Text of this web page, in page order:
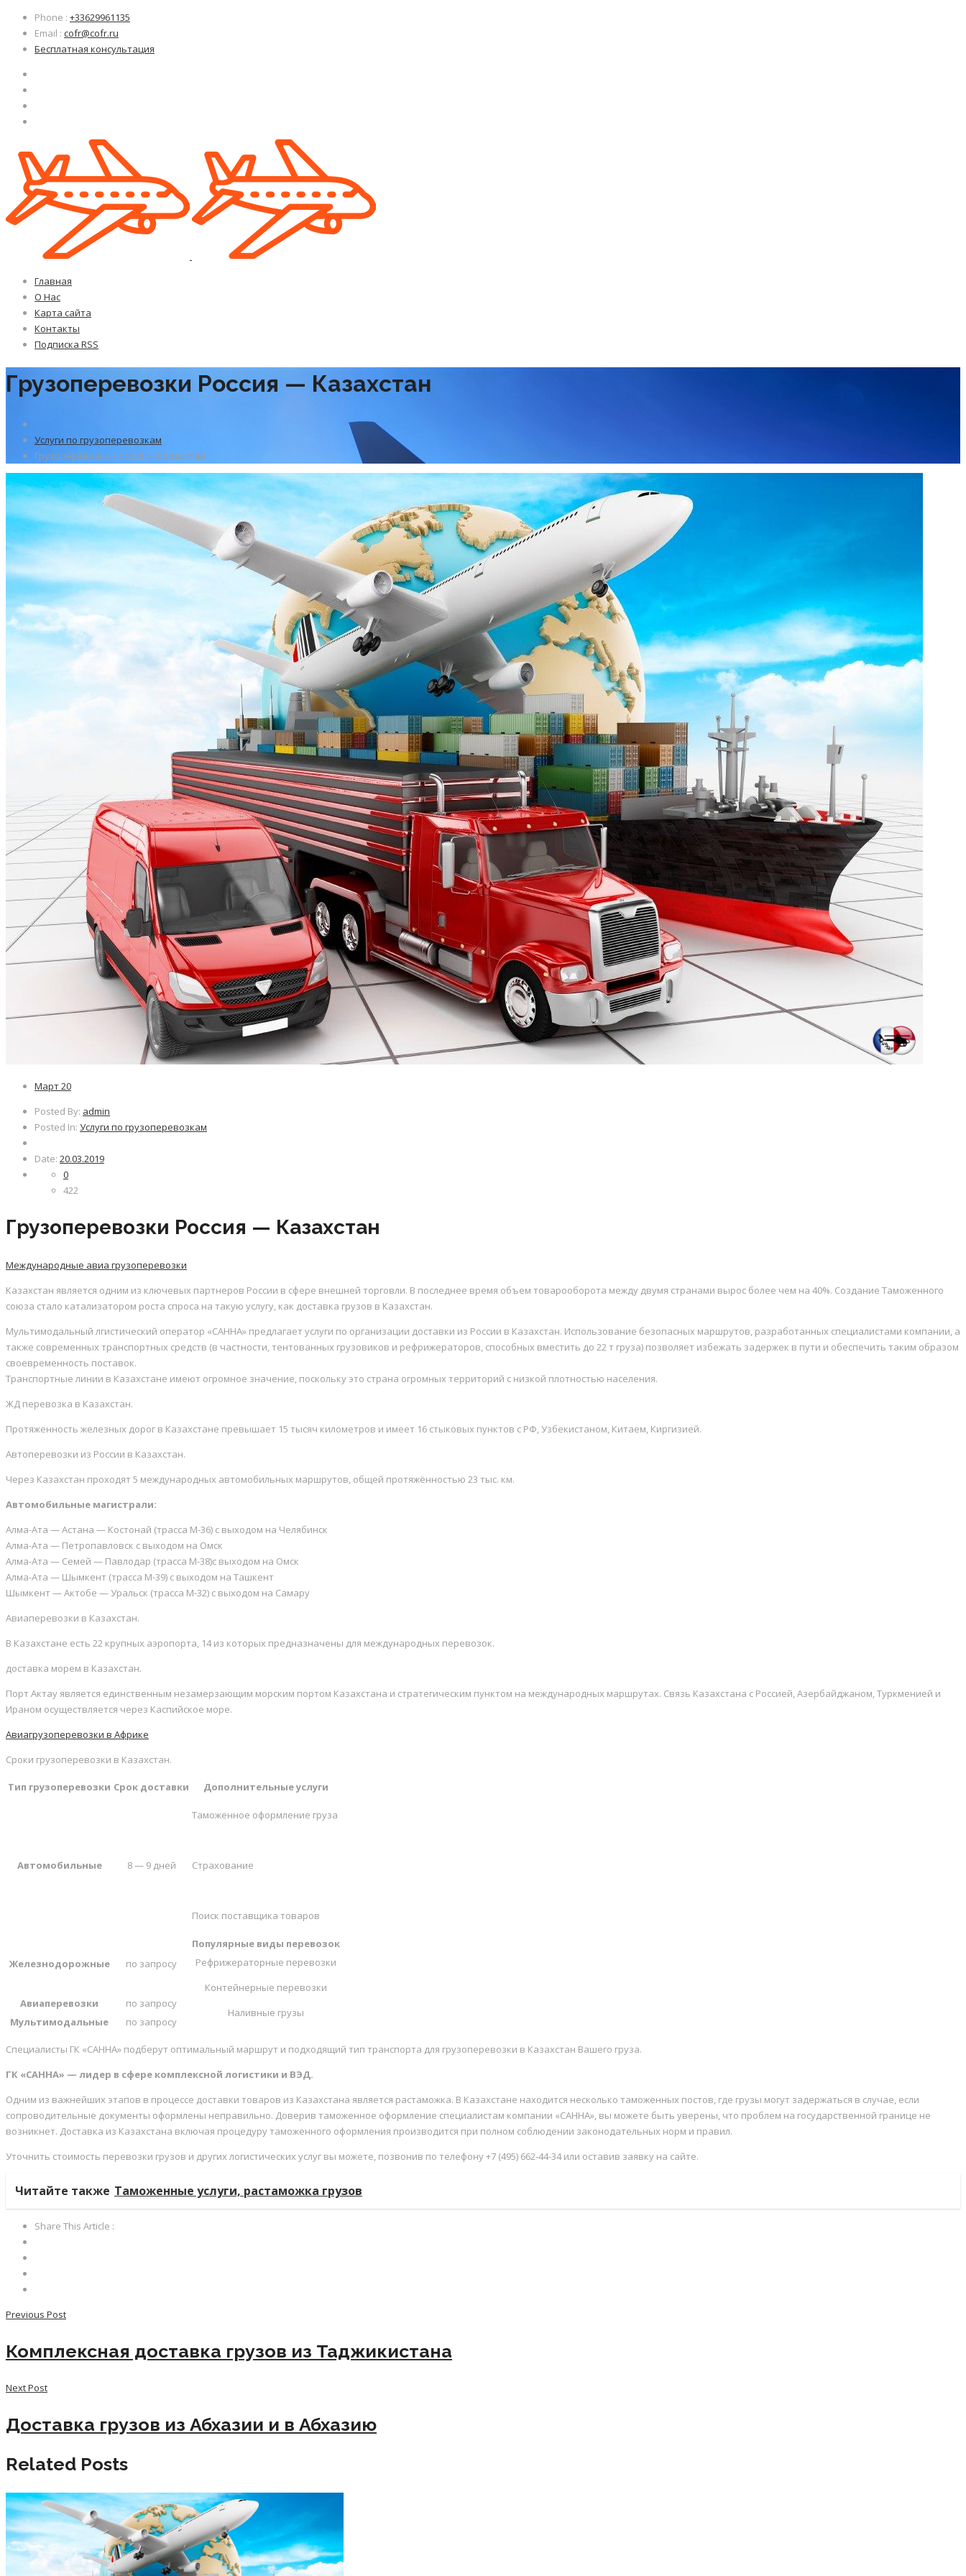
Phone : +33629961135
Email : cofr@cofr.ru
Бесплатная консультация
Главная
О Нас
Карта сайта
Контакты
Подписка RSS
Грузоперевозки Россия — Казахстан
Услуги по грузоперевозкам
Грузоперевозки Россия — Казахстан
Март20
Posted By: admin
Posted In: Услуги по грузоперевозкам
Date: 20.03.2019
0
422
Грузоперевозки Россия — Казахстан
Международные авиа грузоперевозки
Казахстан является одним из ключевых партнеров России в сфере внешней торговли. В последнее время объем товарооборота между двумя странами вырос более чем на 40%. Создание Таможенного
союза стало катализатором роста спроса на такую услугу, как доставка грузов в Казахстан.
Мультимодальный лгистический оператор «САННА» предлагает услуги по организации доставки из России в Казахстан. Использование безопасных маршрутов, разработанных специалистами компании, а
также современных транспортных средств (в частности, тентованных грузовиков и рефрижераторов, способных вместить до 22 т груза) позволяет избежать задержек в пути и обеспечить таким образом
своевременность поставок.
Транспортные линии в Казахстане имеют огромное значение, поскольку это страна огромных территорий с низкой плотностью населения.
ЖД перевозка в Казахстан.
Протяженность железных дорог в Казахстане превышает 15 тысяч километров и имеет 16 стыковых пунктов с РФ, Узбекистаном, Китаем, Киргизией.
Автоперевозки из России в Казахстан.
Через Казахстан проходят 5 международных автомобильных маршрутов, общей протяжённостью 23 тыс. км.
Автомобильные магистрали:
Алма-Ата — Астана — Костонай (трасса М-36) с выходом на Челябинск
Алма-Ата — Петропавловск с выходом на Омск
Алма-Ата — Семей — Павлодар (трасса М-38)с выходом на Омск
Алма-Ата — Шымкент (трасса М-39) с выходом на Ташкент
Шымкент — Актобе — Уральск (трасса М-32) с выходом на Самару
Авиаперевозки в Казахстан.
В Казахстане есть 22 крупных аэропорта, 14 из которых предназначены для международных перевозок.
доставка морем в Казахстан.
Порт Актау является единственным незамерзающим морским портом Казахстана и стратегическим пунктом на международных маршрутах. Связь Казахстана с Россией, Азербайджаном, Туркменией и
Ираном осуществляется через Каспийское море.
Авиагрузоперевозки в Африке
Сроки грузоперевозки в Казахстан.
Тип грузоперевозки Срок доставки Дополнительные услуги
Автомобильные 8 — 9 дней
Таможенное оформление груза
Страхование
Поиск поставщика товаров
Железнодорожные по запросу
Популярные виды перевозок
Рефрижераторные перевозки
Контейнерные перевозки
Наливные грузы
Авиаперевозки
по запросу
Мультимодальные
по запросу
Специалисты ГК «САННА» подберут оптимальный маршрут и подходящий тип транспорта для грузоперевозки в Казахстан Вашего груза.
ГК «САННА» — лидер в сфере комплексной логистики и ВЭД.
Одним из важнейших этапов в процессе доставки товаров из Казахстана является растаможка. В Казахстане находится несколько таможенных постов, где грузы могут задержаться в случае, если
сопроводительные документы оформлены неправильно. Доверив таможенное оформление специалистам компании «САННА», вы можете быть уверены, что проблем на государственной границе не
возникнет. Доставка из Казахстана включая процедуру таможенного оформления производится при полном соблюдении законодательных норм и правил.
Уточнить стоимость перевозки грузов и других логистических услуг вы можете, позвонив по телефону +7 (495) 662-44-34 или оставив заявку на сайте.
Читайте также Таможенные услуги, растаможка грузов
Share This Article :
Previous Post
Комплексная доставка грузов из Таджикистана
Next Post
Доставка грузов из Абхазии и в Абхазию
Related Posts